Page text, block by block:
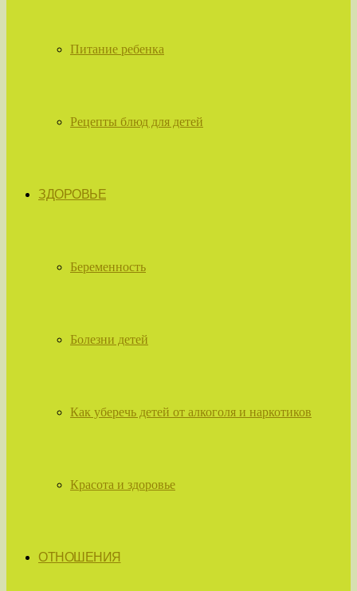
Питание ребенка
Рецепты блюд для детей
ЗДОРОВЬЕ
Беременность
Болезни детей
Как уберечь детей от алкоголя и наркотиков
Красота и здоровье
ОТНОШЕНИЯ